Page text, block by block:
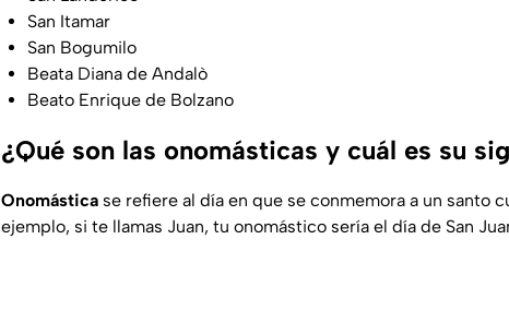
San Itamar
San Bogumilo
Beata Diana de Andalò
Beato Enrique de Bolzano
¿Qué son las onomásticas y cuál es su
Onomástica se refiere al día en que se conmemora a un santo
ejemplo, si te llamas Juan, tu onomástico sería el día de San